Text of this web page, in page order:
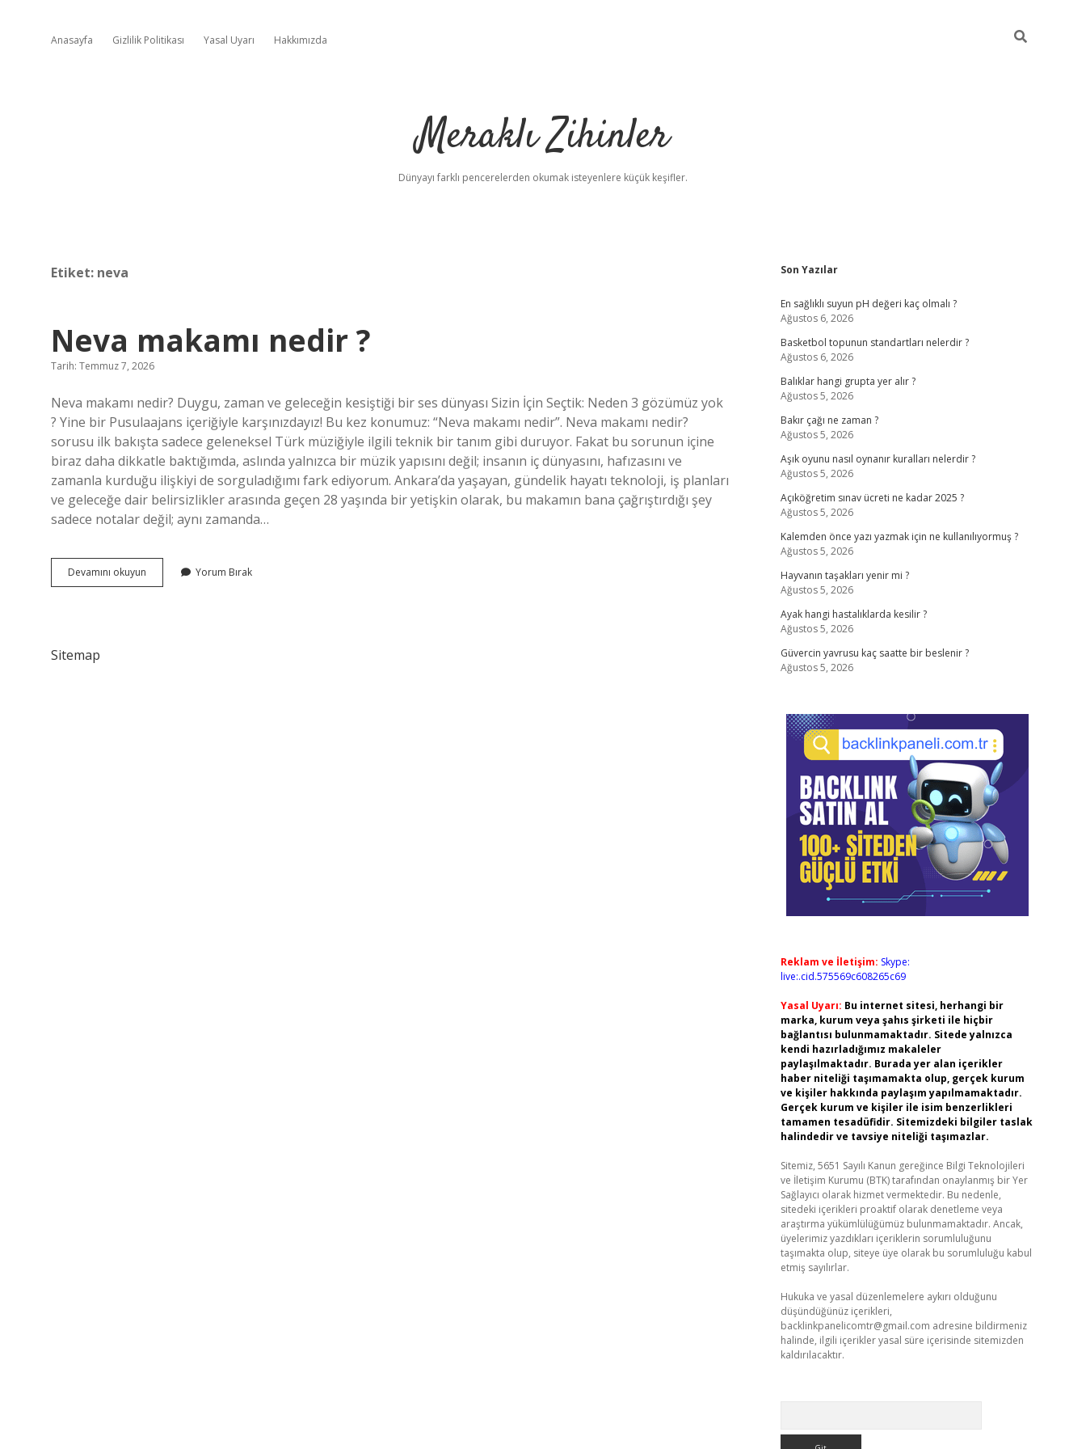
Anasayfa Gizlilik Politikası Yasal Uyarı Hakkımızda
Meraklı Zihinler
Dünyayı farklı pencerelerden okumak isteyenlere küçük keşifler.
Etiket: neva
Neva makamı nedir ?
Tarih: Temmuz 7, 2026
Neva makamı nedir? Duygu, zaman ve geleceğin kesiştiği bir ses dünyası Sizin İçin Seçtik: Neden 3 gözümüz yok
? Yine bir Pusulaajans içeriğiyle karşınızdayız! Bu kez konumuz: “Neva makamı nedir”. Neva makamı nedir?
sorusu ilk bakışta sadece geleneksel Türk müziğiyle ilgili teknik bir tanım gibi duruyor. Fakat bu sorunun içine
biraz daha dikkatle baktığımda, aslında yalnızca bir müzik yapısını değil; insanın iç dünyasını, hafızasını ve
zamanla kurduğu ilişkiyi de sorguladığımı fark ediyorum. Ankara’da yaşayan, gündelik hayatı teknoloji, iş planları
ve geleceğe dair belirsizlikler arasında geçen 28 yaşında bir yetişkin olarak, bu makamın bana çağrıştırdığı şey
sadece notalar değil; aynı zamanda…
Devamını okuyun
makamı
Yorum Bırak
Sitemap
Sidebar
Son Yazılar
En sağlıklı suyun pH değeri kaç olmalı ?
Ağustos 6, 2026
Basketbol topunun standartları nelerdir ?
Ağustos 6, 2026
Balıklar hangi grupta yer alır ?
Ağustos 5, 2026
Bakır çağı ne zaman ?
Ağustos 5, 2026
Aşık oyunu nasıl oynanır kuralları nelerdir ?
Ağustos 5, 2026
Açıköğretim sınav ücreti ne kadar 2025 ?
Ağustos 5, 2026
Kalemden önce yazı yazmak için ne kullanılıyormuş ?
Ağustos 5, 2026
Hayvanın taşakları yenir mi ?
Ağustos 5, 2026
Ayak hangi hastalıklarda kesilir ?
Ağustos 5, 2026
Güvercin yavrusu kaç saatte bir beslenir ?
Ağustos 5, 2026
Reklam ve İletişim: Skype:
live:.cid.575569c608265c69
Yasal Uyarı: Bu internet sitesi, herhangi bir
marka, kurum veya şahıs şirketi ile hiçbir
bağlantısı bulunmamaktadır. Sitede yalnızca
kendi hazırladığımız makaleler
paylaşılmaktadır. Burada yer alan içerikler
haber niteliği taşımamakta olup, gerçek kurum
ve kişiler hakkında paylaşım yapılmamaktadır.
Gerçek kurum ve kişiler ile isim benzerlikleri
tamamen tesadüfidir. Sitemizdeki bilgiler taslak
halindedir ve tavsiye niteliği taşımazlar.
Sitemiz, 5651 Sayılı Kanun gereğince Bilgi Teknolojileri
ve İletişim Kurumu (BTK) tarafından onaylanmış bir Yer
Sağlayıcı olarak hizmet vermektedir. Bu nedenle,
sitedeki içerikleri proaktif olarak denetleme veya
araştırma yükümlülüğümüz bulunmamaktadır. Ancak,
üyelerimiz yazdıkları içeriklerin sorumluluğunu
taşımakta olup, siteye üye olarak bu sorumluluğu kabul
etmiş sayılırlar.
Hukuka ve yasal düzenlemelere aykırı olduğunu
düşündüğünüz içerikleri,
backlinkpanelicomtr@gmail.com adresine bildirmeniz
halinde, ilgili içerikler yasal süre içerisinde sitemizden
kaldırılacaktır.